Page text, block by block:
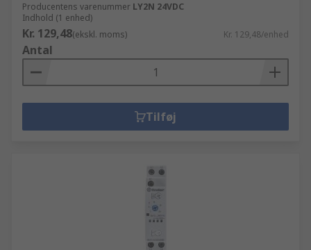
Producentens varenummer LY2N 24VDC
Indhold (1 enhed)
Kr. 129,48(ekskl. moms) Kr. 129,48/enhed
Antal
Tilføj